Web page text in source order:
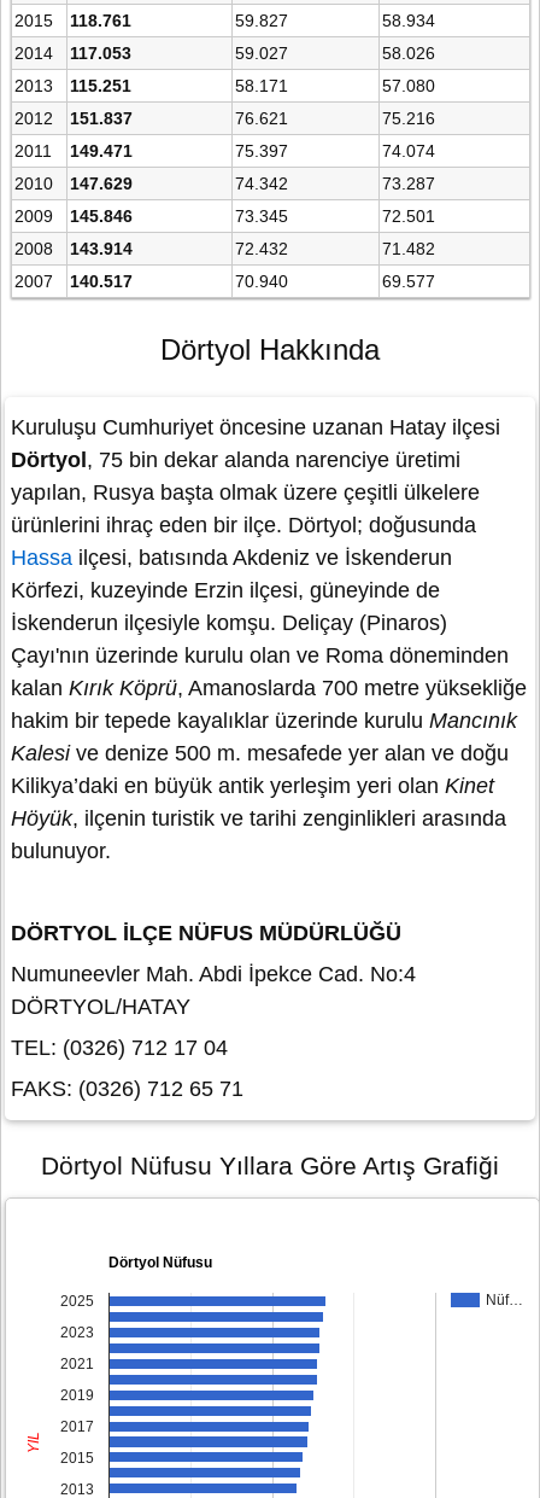
2015
118.761 59.827
58.934
2014
117.053 59.027
58.026
2013
115.251 58.171
57.080
2012
151.837 76.621
75.216
2011
149.471 75.397
74.074
2010
147.629 74.342
73.287
2009
145.846 73.345
72.501
2008
143.914 72.432
71.482
2007
140.517 70.940 69.577
Dörtyol Hakkında
Kuruluşu Cumhuriyet öncesine uzanan Hatay ilçesi
Dörtyol , 75 bin dekar alanda narenciye üretimi
yapılan, Rusya başta olmak üzere çeşitli ülkelere
ürünlerini ihraç eden bir ilçe. Dörtyol; doğusunda
Hassa ilçesi, batısında Akdeniz ve İskenderun
Körfezi, kuzeyinde Erzin ilçesi, güneyinde de
İskenderun ilçesiyle komşu. Deliçay (Pinaros)
Çayı'nın üzerinde kurulu olan ve Roma döneminden
kalan Kırık Köprü, Amanoslarda 700 metre yüksekliğe
hakim bir tepede kayalıklar üzerinde kurulu Mancınık
Kalesive denize 500 m. mesafede yer alan ve doğu
Kilikya’daki en büyük antik yerleşim yeri olan Kinet
Höyük, ilçenin turistik ve tarihi zenginlikleri arasında
bulunuyor.
DÖRTYOL İLÇE NÜFUS MÜDÜRLÜĞÜ
Numuneevler Mah. Abdi İpekce Cad. No:4
DÖRTYOL/HATAY
TEL: (0326) 712 17 04
FAKS: (0326) 712 65 71
Dörtyol Nüfusu Yıllara Göre Artış Grafiği
Dörtyol Nüfusu
Nüf…
2025
2023
2021
2019
2017
2015
2013
YIL